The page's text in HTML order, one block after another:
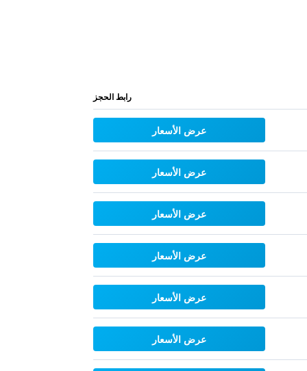
رابط الحجز
عرض الأسعار
عرض الأسعار
عرض الأسعار
عرض الأسعار
عرض الأسعار
عرض الأسعار